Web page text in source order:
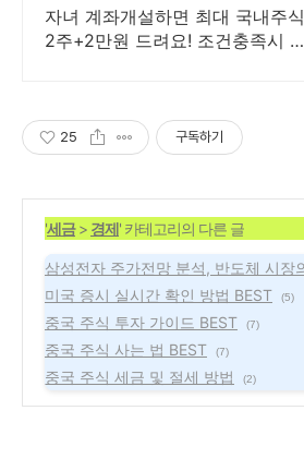
한국투자증권이 처음이라면?
자녀 계좌개설하면 최대 국내주식
2주+2만원 드려요! 조건충족시 최
25 구독하기
'세금> 경제' 카테고리의 다른 글
삼성전자 주가전망 분석, 반도체 시장
와 투자 전략
(10)
미국 증시 실시간 확인 방법 BEST (5)
중국 주식 투자 가이드 BEST (7)
중국 주식 사는 법 BEST (7)
중국 주식 세금 및 절세 방법 (2)